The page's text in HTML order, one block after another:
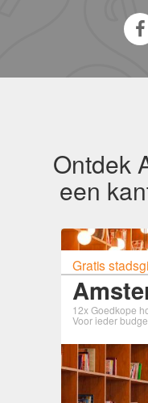
Ontdek
een
Gratis
12x Goedkope
Voor ieder